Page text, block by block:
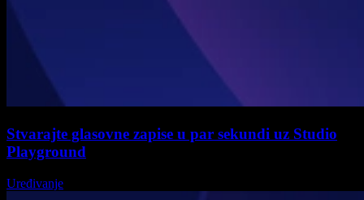
Stvarajte glasovne zapise u par sekundi uz Studio
Playground
Uređivanje